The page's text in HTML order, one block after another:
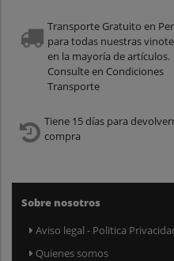
Transporte Gratuito en
para todas nuestras
en la mayoría de artículos.
Consulte en Condiciones
Transporte
Tiene 15 días para
compra
Sobre nosotros
Aviso legal - Politica
Quienes somos